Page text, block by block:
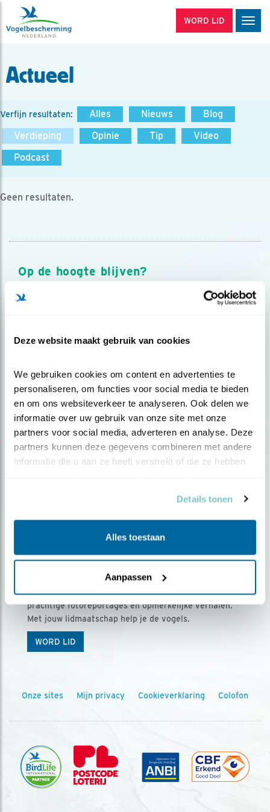
Deze website maakt gebruik van cookies
We gebruiken cookies om content en advertenties te
personaliseren, om functies voor social media te bieden
en om ons websiteverkeer te analyseren. Ook delen we
informatie over uw gebruik van onze site met onze
partners voor social media, adverteren en analyse. Deze
partners kunnen deze gegevens combineren met andere
informatie die u aan ze heeft verstrekt of die ze hebben
Details tonen
Alles toestaan
Aanpassen
WORD LID
Actueel
Verfijn resultaten: Alles Nieuws
Blog
Verdieping
Opinie Tip
Video
Podcast
Geen resultaten.
Op de hoogte blijven?
Meld je aan en ontvang nieuws, inspiratie, acties en tips
over vogels en activiteiten van Vogelbescherming.
Ontvang 5 x Vogels voor € 36,00 per jaar
Vogels is het tijdschrift voor onze leden, met
prachtige fotoreportages en opmerkelijke verhalen.
Met jouw lidmaatschap help je de vogels.
WORD LID
Onze sites Mijn privacy Cookieverklaring Colofon